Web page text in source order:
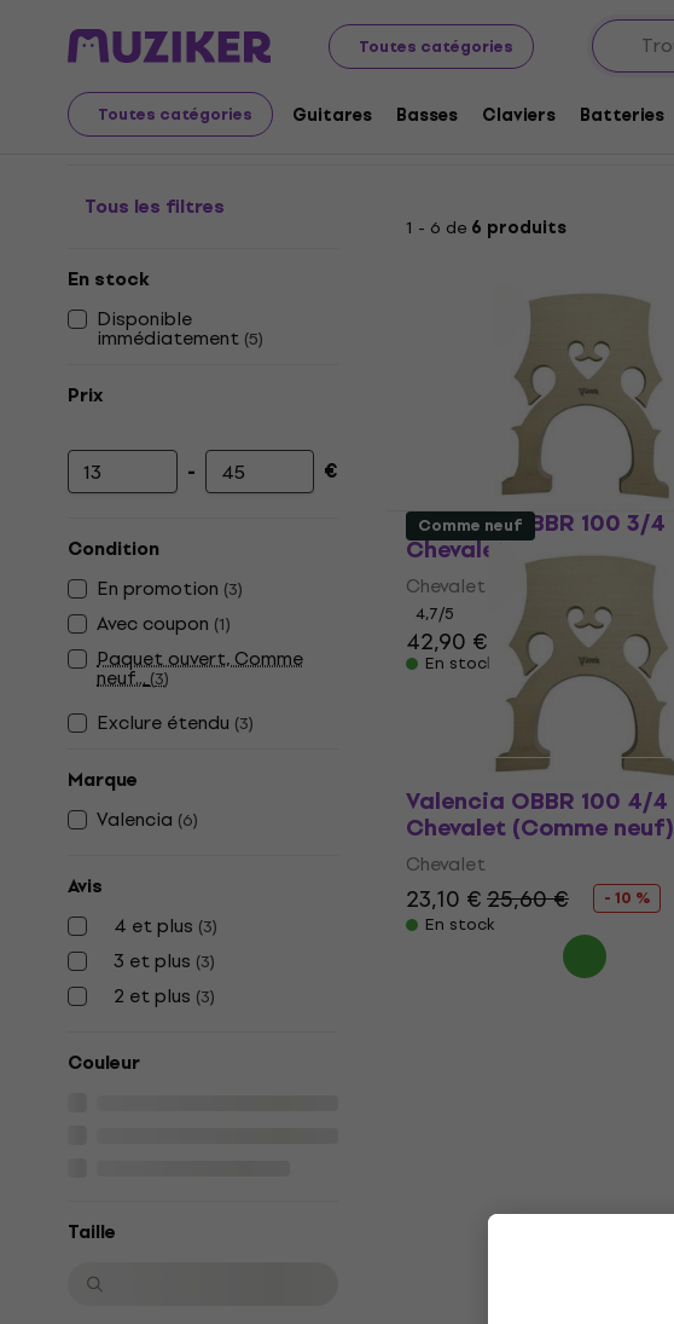
Toutes catégories
Toutes catégories Guitares Basses Claviers Batteries
Instruments de musique Cordes Accessoires pour contrebasses
Chevalets pour contrebasses
Tous les filtres
En stock
Disponible
immédiatement (5)
Prix
Prix minimum
- Prix maximum
€
Condition
En promotion (3)
Avec coupon (1)
Paquet ouvert, Comme
neuf...(3)
Exclure étendu (3)
Marque
Valencia (6)
Avis
4 et plus (3)
3 et plus (3)
2 et plus (3)
Couleur
Taille
1 - 6 de 6 produits
Valencia OBBR 100 3/4
Chevalet
Chevalet
4,7/5
42,90 €
En stock
Comme neuf
Valencia OBBR 100 4/4
Chevalet (Comme neuf)
Chevalet
23,10 €25,60 €
- 10 %
En stock